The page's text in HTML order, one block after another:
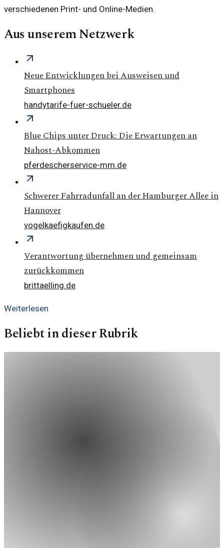
verschiedenen Print- und Online-Medien.
Aus unserem Netzwerk
Neue Entwicklungen bei Ausweisen und
Smartphones
handytarife-fuer-schueler.de
Blue Chips unter Druck: Die Erwartungen an
Nahost-Abkommen
pferdescherservice-mm.de
Schwerer Fahrradunfall an der Hamburger Allee in
Hannover
vogelkaefigkaufen.de
Verantwortung übernehmen und gemeinsam
zurückkommen
brittaelling.de
Weiterlesen
Beliebt in dieser Rubrik